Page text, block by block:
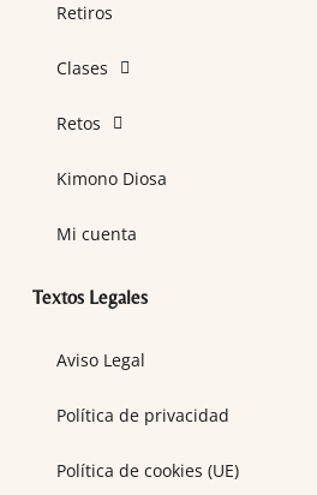
Retiros
Clases
Retos
Kimono Diosa
Mi cuenta
Textos Legales
Aviso Legal
Política de privacidad
Política de cookies (UE)